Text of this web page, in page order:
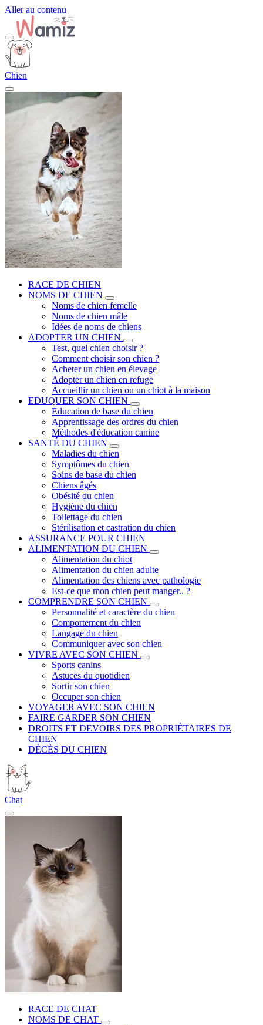
Aller au contenu
Chien
RACE DE CHIEN
NOMS DE CHIEN
Noms de chien femelle
Noms de chien mâle
Idées de noms de chiens
ADOPTER UN CHIEN
Test, quel chien choisir ?
Comment choisir son chien ?
Acheter un chien en élevage
Adopter un chien en refuge
Accueillir un chien ou un chiot à la maison
EDUQUER SON CHIEN
Education de base du chien
Apprentissage des ordres du chien
Méthodes d'éducation canine
SANTÉ DU CHIEN
Maladies du chien
Symptômes du chien
Soins de base du chien
Chiens âgés
Obésité du chien
Hygiène du chien
Toilettage du chien
Stérilisation et castration du chien
ASSURANCE POUR CHIEN
ALIMENTATION DU CHIEN
Alimentation du chiot
Alimentation du chien adulte
Alimentation des chiens avec pathologie
Est-ce que mon chien peut manger.. ?
COMPRENDRE SON CHIEN
Personnalité et caractère du chien
Comportement du chien
Langage du chien
Communiquer avec son chien
VIVRE AVEC SON CHIEN
Sports canins
Astuces du quotidien
Sortir son chien
Occuper son chien
VOYAGER AVEC SON CHIEN
FAIRE GARDER SON CHIEN
DROITS ET DEVOIRS DES PROPRIÉTAIRES DE
CHIEN
DÉCÈS DU CHIEN
Chat
RACE DE CHAT
NOMS DE CHAT